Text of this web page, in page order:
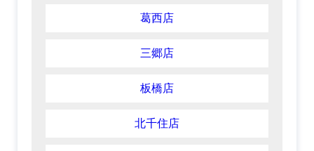
葛西店
三郷店
板橋店
北千住店